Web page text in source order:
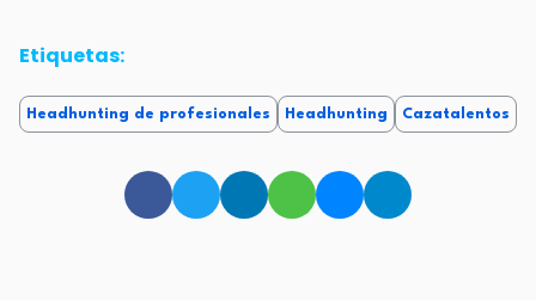
Etiquetas:
Headhunting de profesionales Headhunting Cazatalentos